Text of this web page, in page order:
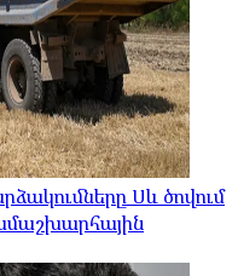
Սև ծովում